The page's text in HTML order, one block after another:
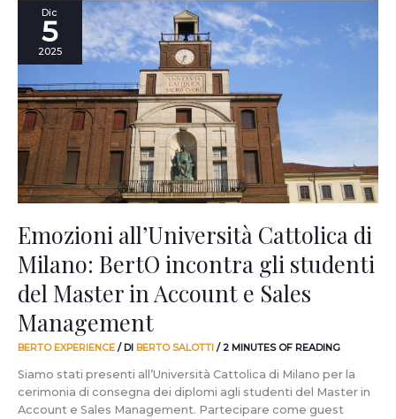
Dic
5
2025
Emozioni all’Università Cattolica di
Milano: BertO incontra gli studenti
del Master in Account e Sales
Management
BERTO EXPERIENCE / DI BERTO SALOTTI /2 MINUTES OF READING
Siamo stati presenti all’Università Cattolica di Milano per la
cerimonia di consegna dei diplomi agli studenti del Master in
Account e Sales Management. Partecipare come guest
Emozioni
all’Università
Cattolica
BertO
incontra
gli
studenti
del
Master
in
e
Sales
Management